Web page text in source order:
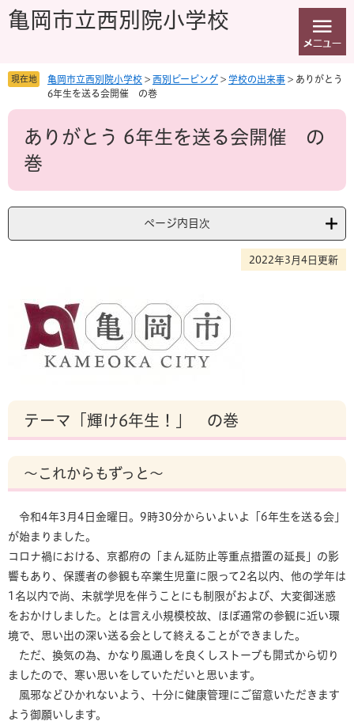
先
を
へ
亀岡市立西別院小学校
現在地 亀岡市立西別院小学校 > 西別ピーピング > 学校の出来事 > ありがとう
6年生を送る会開催 の巻
本
ありがとう 6年生を送る会開催 の
巻
ページ内目次
2022年3月4日更新
テーマ「輝け6年生！」 の巻
～これからもずっと～
令和4年3月4日金曜日。9時30分からいよいよ「6年生を送る会」
が始まりました。
コロナ禍における、京都府の「まん延防止等重点措置の延長」の影
響もあり、保護者の参観も卒業生児童に限って2名以内、他の学年は
1名以内で尚、未就学児を伴うことにも制限がおよび、大変御迷惑
をおかけしました。とは言え小規模校故、ほぼ通常の参観に近い環
境で、思い出の深い送る会として終えることができました。
ただ、換気の為、かなり風通しを良くしストーブも開式から切り
ましたので、寒い思いをしていただいと思います。
風邪などひかれないよう、十分に健康管理にご留意いただきます
よう御願いします。